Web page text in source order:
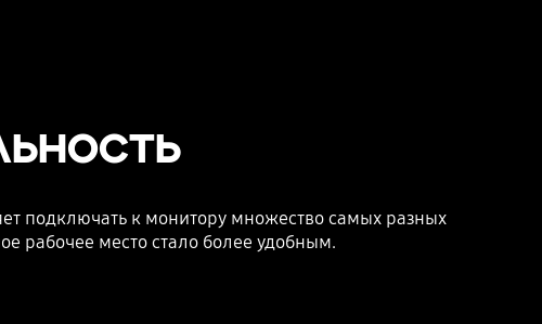
подключать к монитору множество самых разных
рабочее место стало более удобным.